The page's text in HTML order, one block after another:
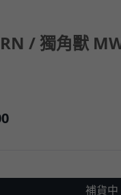
/ 獨角獸
補貨中